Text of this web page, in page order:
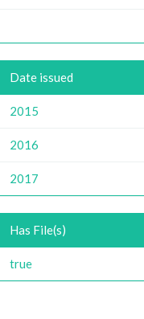
Date issued
2015
2016
2017
Has File(s)
true